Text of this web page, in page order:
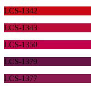
LCS-1342
LCS-1343
LCS-1350
LCS-1379
LCS-1377